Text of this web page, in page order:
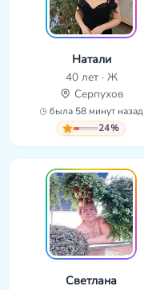
Натали
40 лет · Ж
Серпухов
была 58 минут назад
24%
Светлана